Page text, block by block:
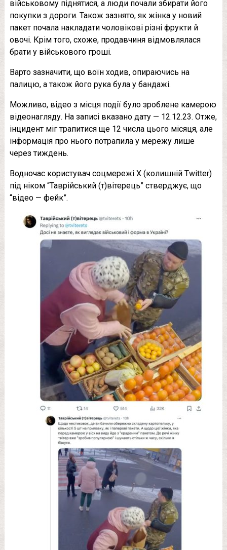
військовому піднятися, а люди почали збирати його
покупки з дороги. Також зазнято, як жінка у новий
пакет почала накладати чоловікові різні фрукти й
овочі. Крім того, схоже, продавчиня відмовлялася
брати у військового гроші.
Варто зазначити, що воїн ходив, опираючись на
палицю, а також його рука була у бандажі.
Можливо, відео з місця події було зроблене камерою
відеонагляду. На записі вказано дату — 12.12.23. Отже,
інцидент міг трапитися ще 12 числа цього місяця, але
інформація про нього потрапила у мережу лише
через тиждень.
Водночас користувач соцмережі X (колишній Twitter)
під ніком “Таврійський (т)вітерець” стверджує, що
“відео — фейк”.